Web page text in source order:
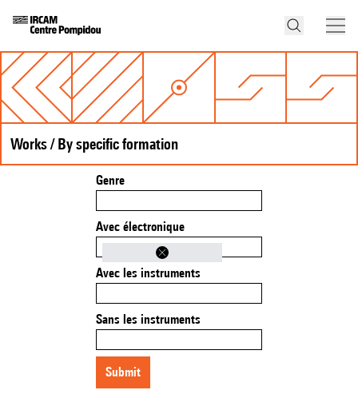
Works / By specific formation
Genre
Avec électronique
Avec les instruments
Sans les instruments
submit